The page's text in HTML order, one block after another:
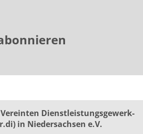
Dienst­leis­tungs­ge­werk­
in Niedersachsen e.V.